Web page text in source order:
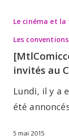
2015]
De
nouveaux
invités
Comiccon
de
Montréal
Le cinéma et la
Les conventions
invités au
Lundi, il y a
été
5 mai 2015